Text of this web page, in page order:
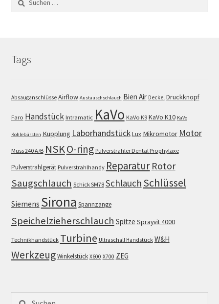
nach:
Tags
Absauganschlüsse Airflow Austauschschlauch Bien Air Deckel Druckknopf
Faro Handstück Intramatic KaVo KaVo K9 KaVo K10 KaVo
Kohlebürsten Kupplung Laborhandstück Lux Mikromotor Motor
Muss 240 A/B NSKO-ring Pulverstrahler Dental Prophylaxe
Pulverstrahlgerät Pulverstrahlhandy Reparatur Rotor
Saugschlauch Schick SM78 Schlauch Schlüssel
Siemens Sirona Spannzange
Speichelzieherschlauch Spitze Sprayvit 4000
Technikhandstück Turbine Ultraschall Handstück W&H
WerkzeugWinkelstück X600 X700 ZEG
Suchen